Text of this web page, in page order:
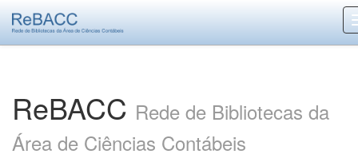
ReBACC Rede de Bibliotecas da
Área de Ciências Contábeis